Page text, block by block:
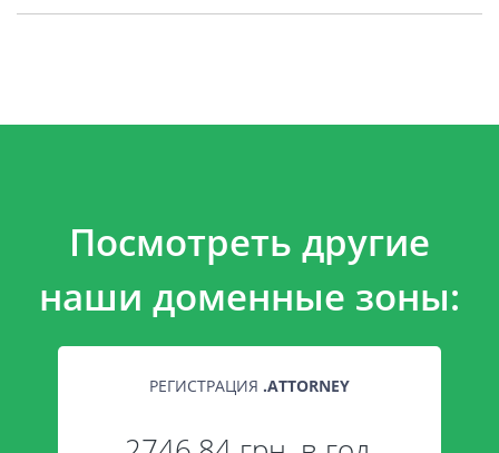
Посмотреть другие
наши доменные зоны:
РЕГИСТРАЦИЯ .ATTORNEY